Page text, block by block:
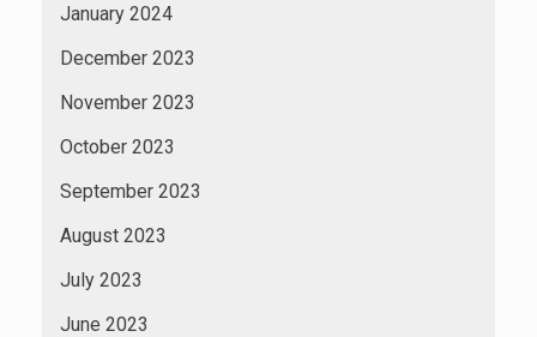
January 2024
December 2023
November 2023
October 2023
September 2023
August 2023
July 2023
June 2023